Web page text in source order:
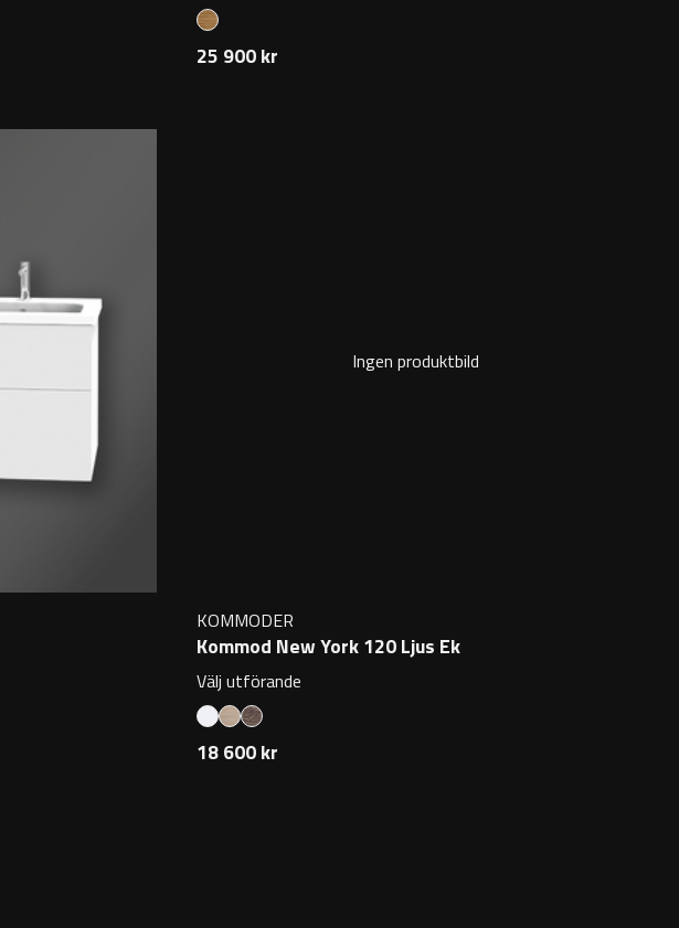
25 900 kr
Ingen produktbild
KOMMODER
Kommod New York 120 Ljus Ek
Välj utförande
18 600 kr